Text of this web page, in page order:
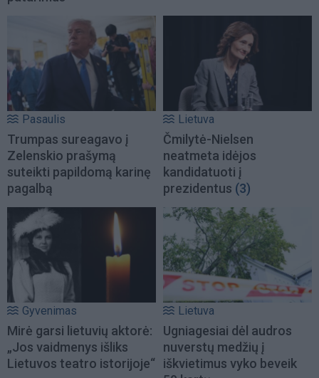
Pasaulis
Trumpas sureagavo į
Zelenskio prašymą
suteikti papildomą karinę
pagalbą
Lietuva
Čmilytė-Nielsen
neatmeta idėjos
kandidatuoti į
prezidentus (3)
Gyvenimas
Mirė garsi lietuvių aktorė:
„Jos vaidmenys išliks
Lietuvos teatro istorijoje“
Lietuva
Ugniagesiai dėl audros
nuverstų medžių į
iškvietimus vyko beveik